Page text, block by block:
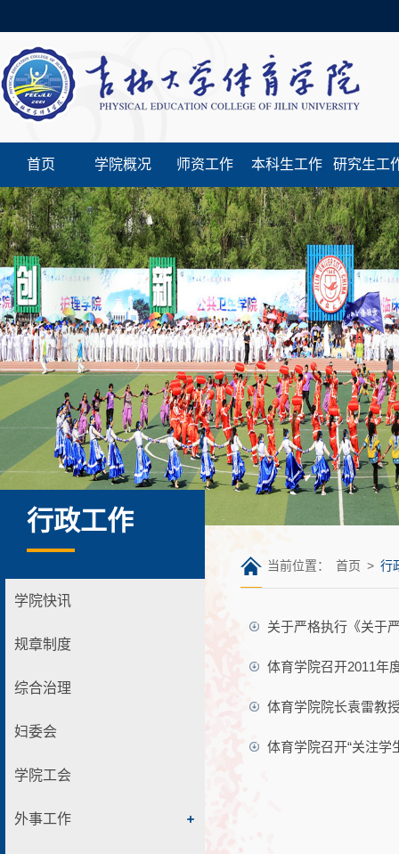
首页 学院概况 师资工作 本科生工作 研究生工
行政工作
学院快讯
规章制度
综合治理
妇委会
学院工会
外事工作
当前位置： 首页 > 行
关于严格执行《关于
体育学院召开2011年
体育学院院长袁雷教
体育学院召开“关注学